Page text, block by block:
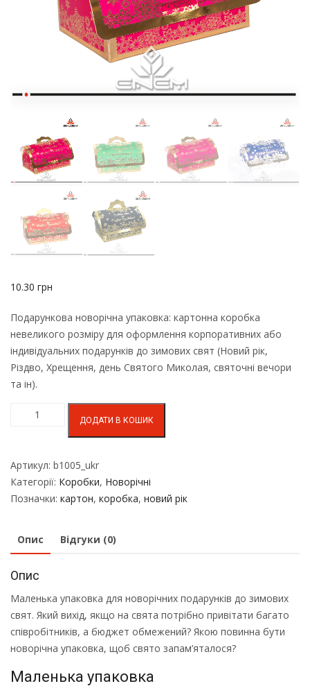
10.30 грн
Подарункова новорічна упаковка: картонна коробка
невеликого розміру для оформлення корпоративних або
індивідуальних подарунків до зимових свят (Новий рік,
Різдво, Хрещення, день Святого Миколая, святочні вечори
та ін).
ДОДАТИ В КОШИК
Артикул: b1005_ukr
Категорії: Коробки, Новорічні
Позначки: картон, коробка, новий рік
Опис Відгуки (0)
Опис
Маленька упаковка для новорічних подарунків до зимових
свят. Який вихід, якщо на свята потрібно привітати багато
співробітників, а бюджет обмежений? Якою повинна бути
новорічна упаковка, щоб свято запам’яталося?
Маленька упаковка